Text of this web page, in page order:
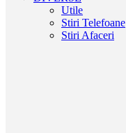
Utile
Stiri Telefoane
Stiri Afaceri